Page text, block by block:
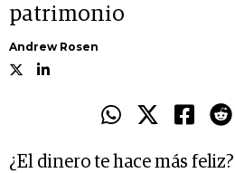
patrimonio
Andrew Rosen
¿El dinero te hace más